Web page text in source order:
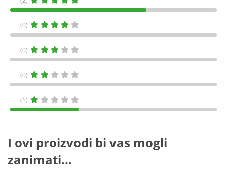
(0)
(0)
(0)
(1)
I ovi proizvodi bi vas mogli
zanimati...